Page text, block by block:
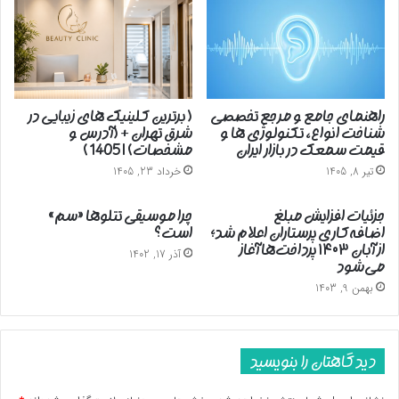
اینکه شما خاطرات و صحبت‌های خانواده شهید را در قالب داستان
آوردید خیلی جذاب است. چه روشی را طی کردید و از چه شیوه و
الگویی برای بیان شرح حال این شهید در قالب روایت داستانی استفاده
کردید؟ در این مسیر مهم‌ترین چالشی که با آن مواجه بودید چه بود؟
خانم راضیه تجار: زبان هنر از یک روایت صرف جذاب‌تر است. البته همه
داستان‌ها، داستان‌های خلاقه هم اکثراً ریشه در واقعیت دارد. اما اینجا
بالاخره استفاده از طرح و توطئه و در حقیقت شخصیت‌پردازی
داستانی و نثر و بیان داستانی و نه یک نثر خشک مدنظر است. من
سعی کردم از همه اینها به‌اضافه فضاسازی و همه آن عناصری که در
داستان باید استفاده کرد، اینجا استفاده کنم؛ به گونه‌ای که در حقیقت
خواننده وقتی کار را دست می‌گیرد با یک داستان روبه‌رو شود. گرچه
به‌هرحال می‌داند که شخصیت‌ها حقیقی و زنده بوده و هستند. البته
بعضی از مسائل را هم نویسنده مجاز نیست تحریفی در آن صورت
دهد.
اتفاقا می‌دانید که این رغبت و راغب بودن به واقعیت زیاد است؛ هم
راهنمای جامع و مرجع تخصصی
شناخت انواع، تکنولوژی ها و
قیمت سمعک در بازار ایران
تیر 8, 1405
( برترین کلینیک های زیبایی در
شرق تهران + (آدرس و
مشخصات) | 1405 )
خرداد 23, 1405
جزئیات افزایش مبلغ
اضافه‌کاری پرستاران اعلام شد؛
از آبان ۱۴۰۳ پرداخت‌ها آغاز
می‌شود
بهمن 9, 1403
چرا موسیقی تتلوها «سم»
است؟
آذر 17, 1402
دیدگاهتان را بنویسید